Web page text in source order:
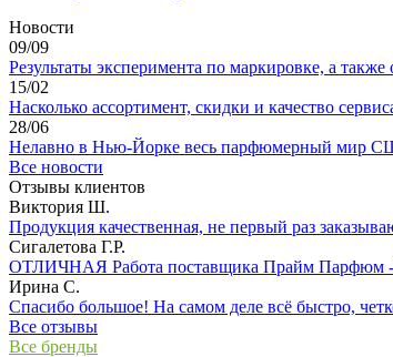
Новости
09/09
Результаты эксперимента по маркировке, а
15/02
Насколько ассортимент, скидки и качество
28/06
Нелавно в Нью-Йорке весь парфюмерный мир
Все новости
Отзывы клиентов
Виктория Ш.
Продукция качественная, не первый раз
Сигалетова Г.Р.
ОТЛИЧНАЯ Работа поставщика Прайм Парфюм -
Ирина С.
Спасибо большое! На самом деле всё быстро,
Все отзывы
Все бренды